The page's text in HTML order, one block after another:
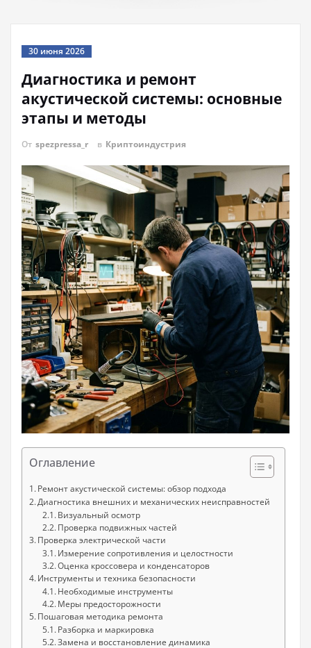
30 июня 2026
Диагностика и ремонт
акустической системы: основные
этапы и методы
От spezpressa_r в Криптоиндустрия
Оглавление
Ремонт акустической системы: обзор подхода
Диагностика внешних и механических неисправностей
Визуальный осмотр
Проверка подвижных частей
Проверка электрической части
Измерение сопротивления и целостности
Оценка кроссовера и конденсаторов
Инструменты и техника безопасности
Необходимые инструменты
Меры предосторожности
Пошаговая методика ремонта
Разборка и маркировка
Замена и восстановление динамика